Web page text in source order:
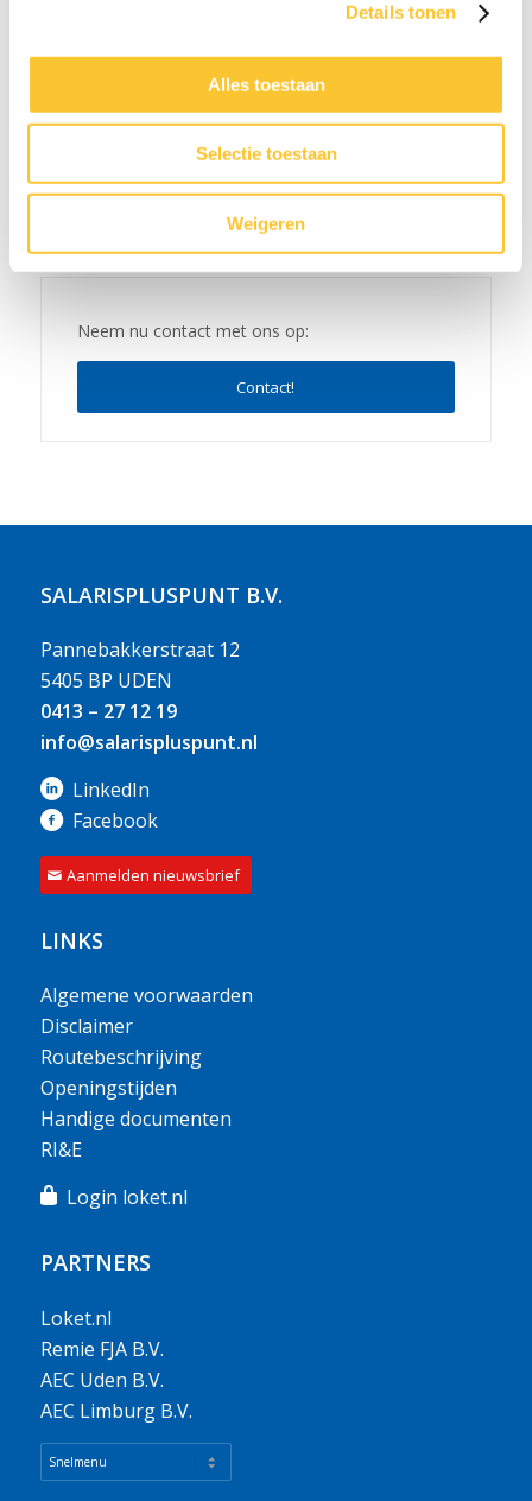
Details tonen
Alles toestaan
Selectie toestaan
Weigeren
Nieuwsbrief week 21 Veranderingen BPL
Pensioen met ingang van 1 januari 2027 & CAO-
Neem nu contact met ons op:
Contact!
SALARISPLUSPUNT B.V.
Pannebakkerstraat 12
5405 BP UDEN
0413 – 27 12 19
info@salarispluspunt.nl
LinkedIn
Facebook
Aanmelden nieuwsbrief
LINKS
Algemene voorwaarden
Disclaimer
Routebeschrijving
Openingstijden
Handige documenten
RI&E
Login loket.nl
PARTNERS
Loket.nl
Remie FJA B.V.
AEC Uden B.V.
AEC Limburg B.V.